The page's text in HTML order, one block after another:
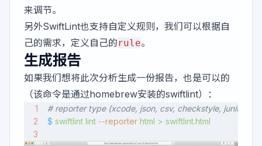
来调节。
另外SwiftLint也支持自定义规则，我们可以根据自
己的需求，定义自己的rule。
生成报告
如果我们想将此次分析生成一份报告，也是可以的
（该命令是通过homebrew安装的swiftlint）：
# reporter type (xcode, json, csv, checkstyle, junit,
$ swiftlint lint --reporter html > swiftlint.html